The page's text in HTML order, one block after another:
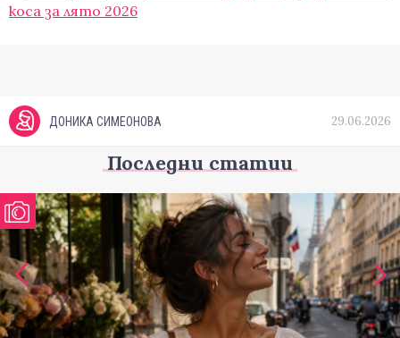
коса за лято 2026
ДОНИКА СИМЕОНОВА 29.06.2026
Последни статии